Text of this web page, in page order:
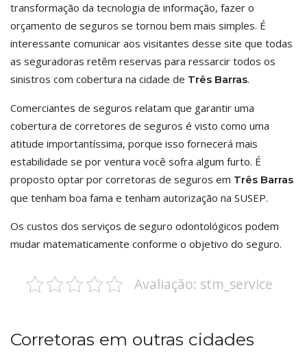
transformação da tecnologia de informação, fazer o
orçamento de seguros se tornou bem mais simples. É
interessante comunicar aos visitantes desse site que todas
as seguradoras retêm reservas para ressarcir todos os
sinistros com cobertura na cidade de Três Barras.
Comerciantes de seguros relatam que garantir uma
cobertura de corretores de seguros é visto como uma
atitude importantíssima, porque isso fornecerá mais
estabilidade se por ventura você sofra algum furto. É
proposto optar por corretoras de seguros em Três Barras
que tenham boa fama e tenham autorização na SUSEP.
Os custos dos serviços de seguro odontológicos podem
mudar matematicamente conforme o objetivo do seguro.
Avaliação: stm_service
Corretoras em outras cidades